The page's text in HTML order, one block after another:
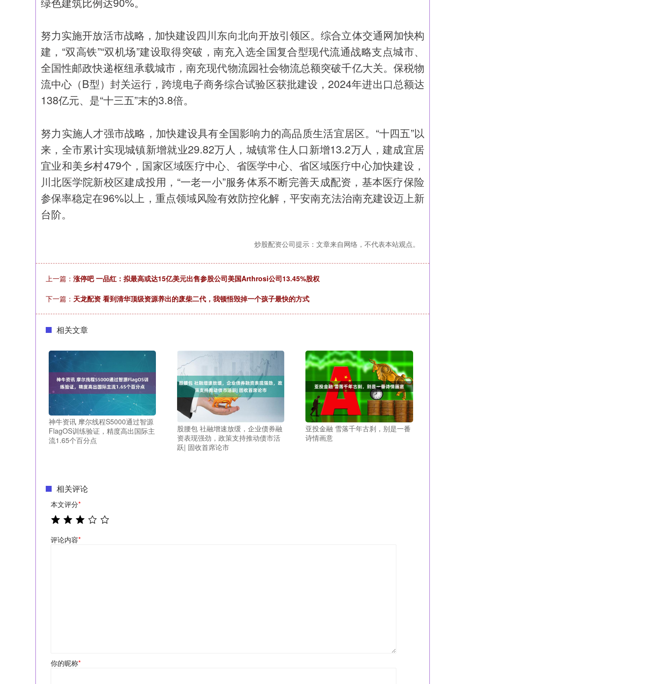
努力实施开放活市战略，加快建设四川东向北向开放引领区。综合立体交通网加快构
建，“双高铁”“双机场”建设取得突破，南充入选全国复合型现代流通战略支点城市、
全国性邮政快递枢纽承载城市，南充现代物流园社会物流总额突破千亿大关。保税物
流中心（B型）封关运行，跨境电子商务综合试验区获批建设，2024年进出口总额达
138亿元、是“十三五”末的3.8倍。
努力实施人才强市战略，加快建设具有全国影响力的高品质生活宜居区。“十四五”以
来，全市累计实现城镇新增就业29.82万人，城镇常住人口新增13.2万人，建成宜居
宜业和美乡村479个，国家区域医疗中心、省医学中心、省区域医疗中心加快建设，
川北医学院新校区建成投用，“一老一小”服务体系不断完善天成配资，基本医疗保险
参保率稳定在96%以上，重点领域风险有效防控化解，平安南充法治南充建设迈上新
台阶。
炒股配资公司提示：文章来自网络，不代表本站观点。
上一篇： 涨停吧 一品红：拟最高或达15亿美元出售参股公司美国Arthrosi公司13.45%股权
下一篇： 天龙配资 看到清华顶级资源养出的废柴二代，我顿悟毁掉一个孩子最快的方式
相关文章
神牛资讯 摩尔线程S5000通过智源
FlagOS训练验证，精度高出国际主
流1.65个百分点
股腰包 社融增速放缓，企业债券融
资表现强劲，政策支持推动债市活
跃| 固收首席论市
亚投金融 雪落千年古刹，别是一番
诗情画意
相关评论
本文评分*
评论内容*
你的昵称*